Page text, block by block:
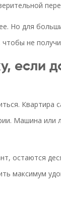
Но для
не
если
Квартира
Машина или
остаются
максимум